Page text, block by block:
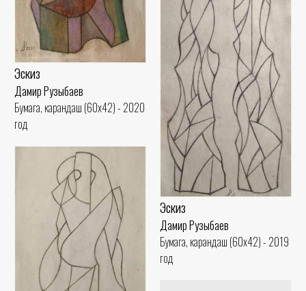
Эскиз
Дамир Рузыбаев
Бумага, карандаш (60x42) - 2020
год
Эскиз
Дамир Рузыбаев
Бумага, карандаш (60x42) - 2019
год